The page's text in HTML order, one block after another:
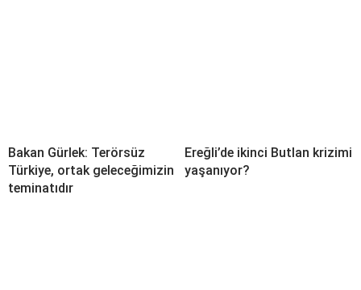
Bakan Gürlek: Terörsüz
Türkiye, ortak geleceğimizin
teminatıdır
Ereğli’de ikinci Butlan krizimi
yaşanıyor?